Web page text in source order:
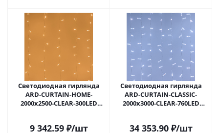
Светодиодная гирлянда
ARD-CURTAIN-HOME-
2000x2500-CLEAR-300LED
#REGION_NAME_DECLINE_PP#
9 342.59₽/шт
Светодиодная гирлянда
ARD-CURTAIN-CLASSIC-
2000x3000-CLEAR-760LED
#REGION_NAME_DECLINE_PP#
34 353.90₽/шт